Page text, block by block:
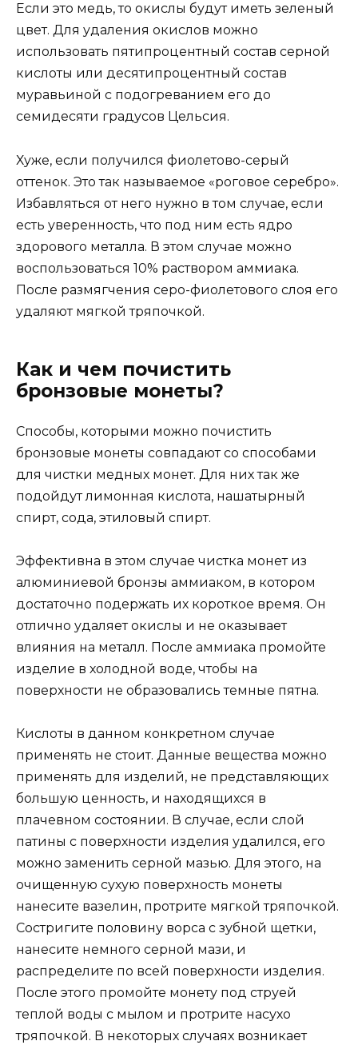
Если это медь, то окислы будут иметь зеленый
цвет. Для удаления окислов можно
использовать пятипроцентный состав серной
кислоты или десятипроцентный состав
муравьиной с подогреванием его до
семидесяти градусов Цельсия.
Хуже, если получился фиолетово-серый
оттенок. Это так называемое «роговое серебро».
Избавляться от него нужно в том случае, если
есть уверенность, что под ним есть ядро
здорового металла. В этом случае можно
воспользоваться 10% раствором аммиака.
После размягчения серо-фиолетового слоя его
удаляют мягкой тряпочкой.
Как и чем почистить
бронзовые монеты?
Способы, которыми можно почистить
бронзовые монеты совпадают со способами
для чистки медных монет. Для них так же
подойдут лимонная кислота, нашатырный
спирт, сода, этиловый спирт.
Эффективна в этом случае чистка монет из
алюминиевой бронзы аммиаком, в котором
достаточно подержать их короткое время. Он
отлично удаляет окислы и не оказывает
влияния на металл. После аммиака промойте
изделие в холодной воде, чтобы на
поверхности не образовались темные пятна.
Кислоты в данном конкретном случае
применять не стоит. Данные вещества можно
применять для изделий, не представляющих
большую ценность, и находящихся в
плачевном состоянии. В случае, если слой
патины с поверхности изделия удалился, его
можно заменить серной мазью. Для этого, на
очищенную сухую поверхность монеты
нанесите вазелин, протрите мягкой тряпочкой.
Состригите половину ворса с зубной щетки,
нанесите немного серной мази, и
распределите по всей поверхности изделия.
После этого промойте монету под струей
теплой воды с мылом и протрите насухо
тряпочкой. В некоторых случаях возникает